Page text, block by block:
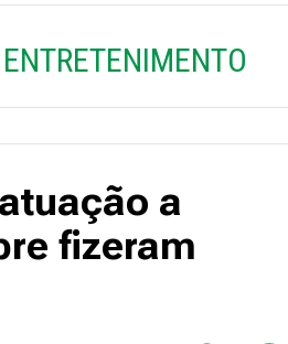
ENTRETENIMENTO
a
fizeram